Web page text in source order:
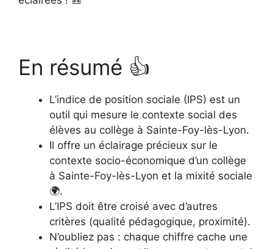
En résumé 👍
L’indice de position sociale (IPS) est un
outil qui mesure le contexte social des
élèves au collège à Sainte-Foy-lès-Lyon.
Il offre un éclairage précieux sur le
contexte socio-économique d’un collège
à Sainte-Foy-lès-Lyon et la mixité sociale
🌍.
L’IPS doit être croisé avec d’autres
critères (qualité pédagogique, proximité).
N’oubliez pas : chaque chiffre cache une